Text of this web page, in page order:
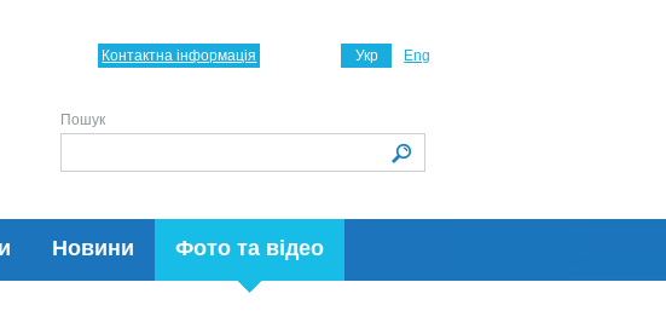
Новини Фото та відео
Укр Eng
Контактна інформація
Пошук